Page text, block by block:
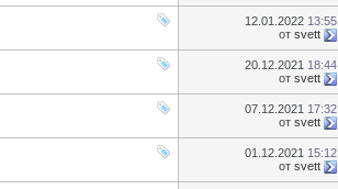
12.01.2022 13:55
от svett
20.12.2021 18:44
от svett
07.12.2021 17:32
от svett
01.12.2021 15:12
от svett